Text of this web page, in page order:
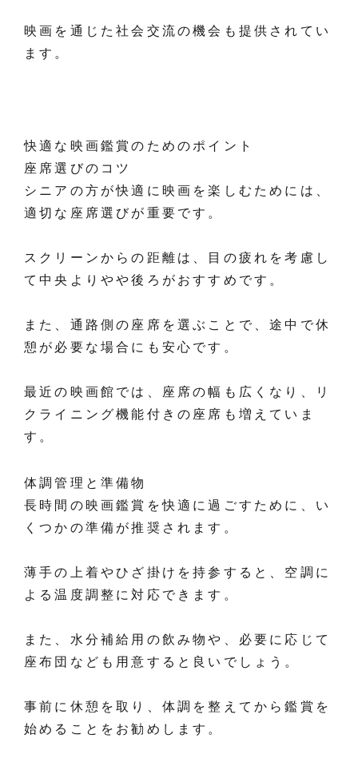
映画を通じた社会交流の機会も提供されてい
ます。
快適な映画鑑賞のためのポイント
座席選びのコツ
シニアの方が快適に映画を楽しむためには、
適切な座席選びが重要です。
スクリーンからの距離は、目の疲れを考慮し
て中央よりやや後ろがおすすめです。
また、通路側の座席を選ぶことで、途中で休
憩が必要な場合にも安心です。
最近の映画館では、座席の幅も広くなり、リ
クライニング機能付きの座席も増えていま
す。
体調管理と準備物
長時間の映画鑑賞を快適に過ごすために、い
くつかの準備が推奨されます。
薄手の上着やひざ掛けを持参すると、空調に
よる温度調整に対応できます。
また、水分補給用の飲み物や、必要に応じて
座布団なども用意すると良いでしょう。
事前に休憩を取り、体調を整えてから鑑賞を
始めることをお勧めします。